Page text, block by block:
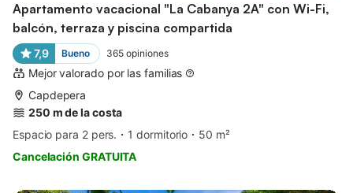
Apartamento vacacional "La Cabanya 2A" con Wi-Fi,
balcón, terraza y piscina compartida
7,9 Bueno 365 opiniones
Mejor valorado por las familias
Capdepera
250 m de la costa
Espacio para 2 pers.
1 dormitorio
50 m²
Cancelación GRATUITA